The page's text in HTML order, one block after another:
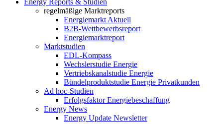
regelmäßige Marktreports
Energiemarkt Aktuell
B2B-Wettbewerbsreport
Energiemarktreport
Marktstudien
EDL-Kompass
Wechslerstudie Energie
Vertriebskanalstudie Energie
Bündelproduktstudie Energie Privatkunden
Ad hoc-Studien
Erfolgsfaktor Energiebeschaffung
Energy News
Energy Update Newsletter